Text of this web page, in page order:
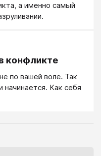
а именно самый
конфликте
по вашей воле. Так
начинается. Как себя